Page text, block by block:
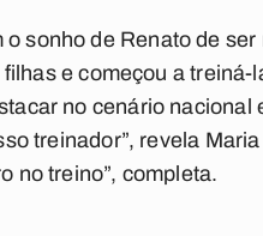
o sonho de Renato de
e começou a
no cenário nacional
treinador”, revela
no treino”, completa.